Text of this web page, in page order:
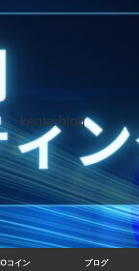
kenta blog
コイン ブログ